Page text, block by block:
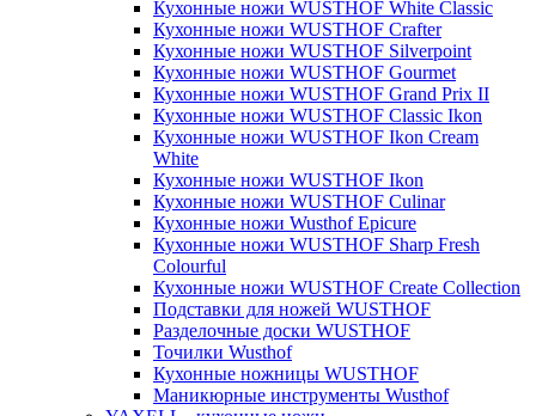
Кухонные ножи WUSTHOF White Classic
Кухонные ножи WUSTHOF Crafter
Кухонные ножи WUSTHOF Silverpoint
Кухонные ножи WUSTHOF Gourmet
Кухонные ножи WUSTHOF Grand Prix II
Кухонные ножи WUSTHOF Classic Ikon
Кухонные ножи WUSTHOF Ikon Cream
White
Кухонные ножи WUSTHOF Ikon
Кухонные ножи WUSTHOF Culinar
Кухонные ножи Wusthof Epicure
Кухонные ножи WUSTHOF Sharp Fresh
Colourful
Кухонные ножи WUSTHOF Create Collection
Подставки для ножей WUSTHOF
Разделочные доски WUSTHOF
Точилки Wusthof
Кухонные ножницы WUSTHOF
Маникюрные инструменты Wusthof